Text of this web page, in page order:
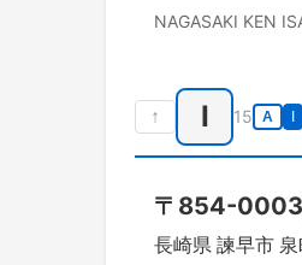
NAGASAKI KEN
↑ I 15 A
〒 854-0003
長崎県 諫早市